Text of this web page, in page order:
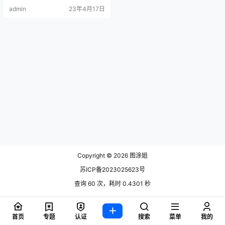
admin 23年4月17日
Copyright © 2026 图涂姐
苏ICP备2023025623号
查询 60 次，耗时 0.4301 秒
首页 专题 认证 搜索 菜单 我的